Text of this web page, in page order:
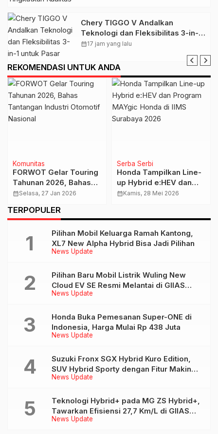
Chery TIGGO V Andalkan
Teknologi dan Fleksibilitas 3-in-1
untuk Pasar Indonesia
calendar_month17 jam yang lalu
REKOMENDASI UNTUK ANDA
Komunitas
FORWOT Gelar Touring
Tahunan 2026, Bahas
Tantangan Industri
calendar_monthSelasa, 27 Jan 2026
Serba Serbi
Honda Tampilkan Line-
up Hybrid e:HEV dan
Program MAYgic Honda
calendar_monthKamis, 28 Mei 2026
TERPOPULER
News Update
Pilihan Mobil Keluarga Ramah Kantong,
XL7 New Alpha Hybrid Bisa Jadi Pilihan
News Update
Pilihan Baru Mobil Listrik Wuling New
Cloud EV SE Resmi Melantai di GIIAS
2026
News Update
Honda Buka Pemesanan Super-ONE di
Indonesia, Harga Mulai Rp 438 Juta
News Update
Suzuki Fronx SGX Hybrid Kuro Edition,
SUV Hybrid Sporty dengan Fitur Makin
Lengkap
News Update
Teknologi Hybrid+ pada MG ZS Hybrid+,
Tawarkan Efisiensi 27,7 Km/L di GIIAS
2026